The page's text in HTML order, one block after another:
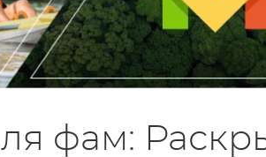
фам: